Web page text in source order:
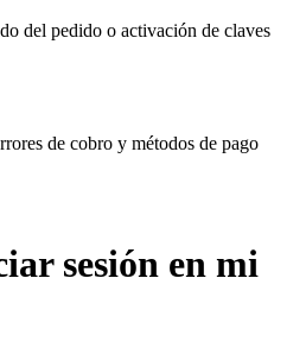
del pedido o activación de claves
de cobro y métodos de pago
sesión en mi